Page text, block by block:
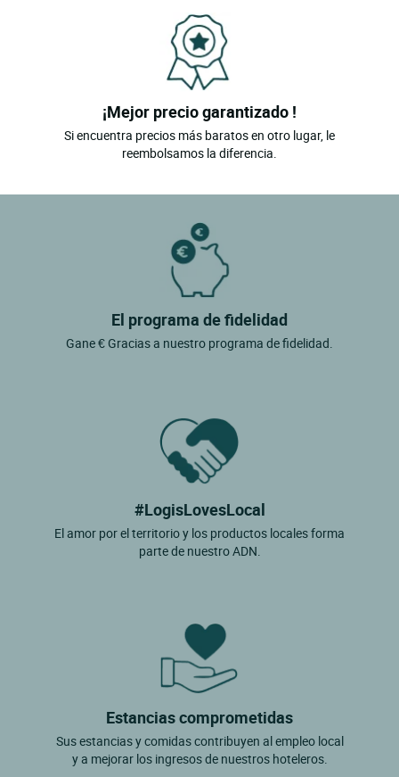
¡Mejor precio garantizado !
Si encuentra precios más baratos en otro lugar, le
reembolsamos la diferencia.
El programa de fidelidad
Gane € Gracias a nuestro programa de fidelidad.
#LogisLovesLocal
El amor por el territorio y los productos locales forma
parte de nuestro ADN.
Estancias comprometidas
Sus estancias y comidas contribuyen al empleo local
y a mejorar los ingresos de nuestros hoteleros.